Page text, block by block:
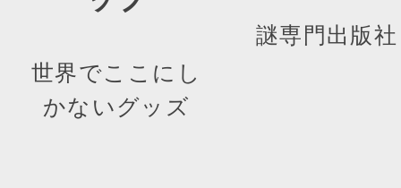
世界でここにし
かないグッズ
謎専門出版社